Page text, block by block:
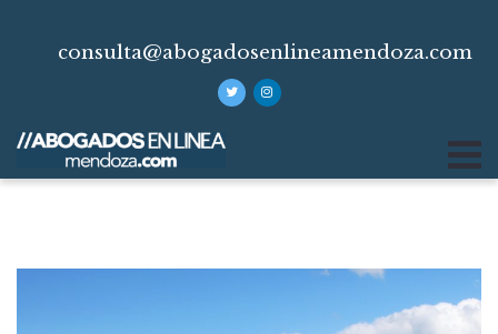
consulta@abogadosenlineamendoza.com